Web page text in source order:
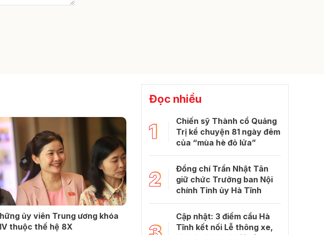
ủy viên Trung ương khóa
thuộc thế hệ 8X
Đọc nhiều
1
Chiến sỹ Thành cổ Quảng
Trị kể chuyện 81 ngày đêm
của “mùa hè đỏ lửa”
2
Đồng chí Trần Nhật Tân
giữ chức Trưởng ban Nội
chính Tỉnh ủy Hà Tĩnh
Cập nhật: 3 điểm cầu Hà
Tĩnh kết nối Lễ thông xe,